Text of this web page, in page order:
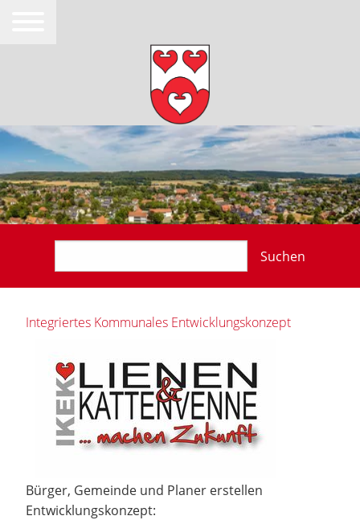
Suchen
Integriertes Kommunales Entwicklungskonzept
Bürger, Gemeinde und Planer erstellen
Entwicklungskonzept: